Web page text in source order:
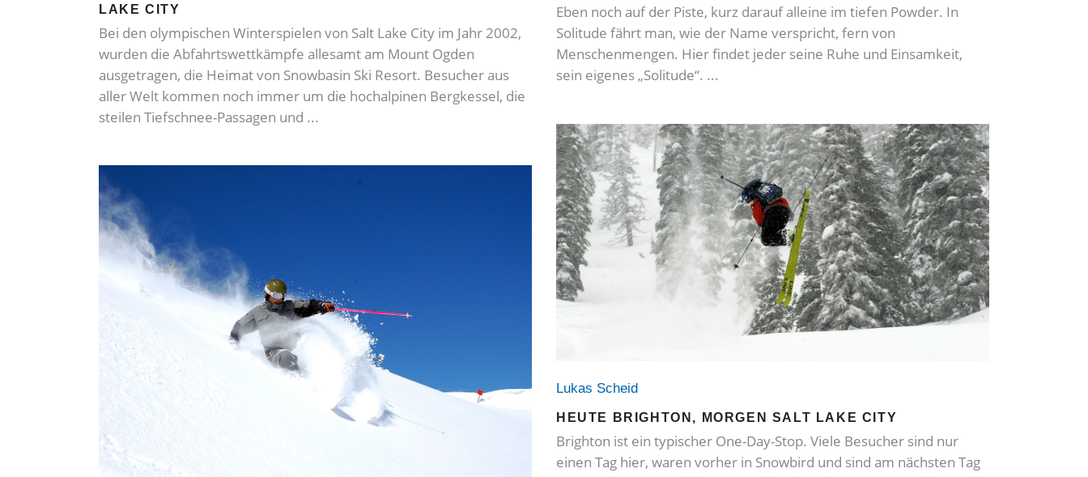
Eben noch auf der Piste, kurz darauf alleine im tiefen Powder. In
Solitude fährt man, wie der Name verspricht, fern von
Menschenmengen. Hier findet jeder seine Ruhe und Einsamkeit,
sein eigenes „Solitude“.
LAKE CITY
Bei den olympischen Winterspielen von Salt Lake City im Jahr 2002,
wurden die Abfahrtswettkämpfe allesamt am Mount Ogden
ausgetragen, die Heimat von Snowbasin Ski Resort. Besucher aus
aller Welt kommen noch immer um die hochalpinen Bergkessel, die
steilen Tiefschnee-Passagen und
Lukas Scheid
HEUTE BRIGHTON, MORGEN SALT LAKE CITY
Brighton ist ein typischer One-Day-Stop. Viele Besucher sind nur
einen Tag hier, waren vorher in Snowbird und sind am nächsten Tag